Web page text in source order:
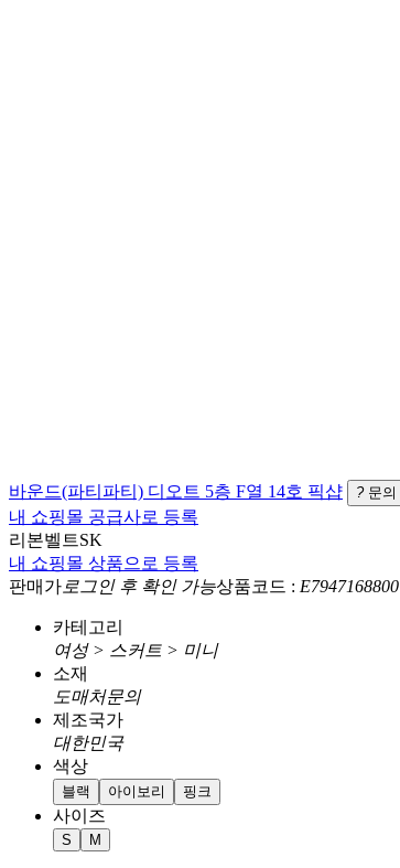
바운드(파티파티) 디오트 5층 F열 14호 픽샵 ? 문의
내 쇼핑몰 공급사로 등록
리본벨트SK
내 쇼핑몰 상품으로 등록
판매가 로그인 후 확인 가능상품코드 : E7947168800
카테고리
여성 > 스커트 > 미니
소재
도매처문의
제조국가
대한민국
색상
블랙 아이보리 핑크
사이즈
S M